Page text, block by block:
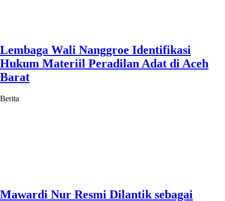
Lembaga Wali Nanggroe Identifikasi
Hukum Materiil Peradilan Adat di Aceh
Barat
Berita
Mawardi Nur Resmi Dilantik sebagai